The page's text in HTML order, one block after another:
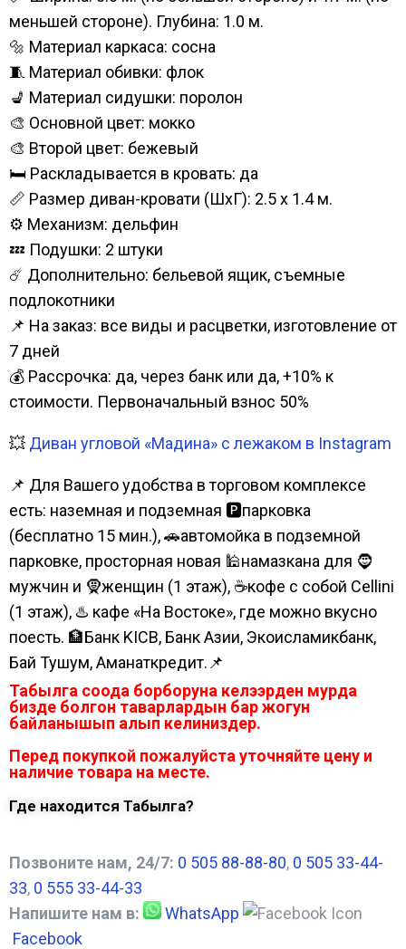
меньшей стороне). Глубина: 1.0 м.
🔩 Материал каркаса: сосна
🧵 Материал обивки: флок
💺 Материал сидушки: поролон
🎨 Основной цвет: мокко
🎨 Второй цвет: бежевый
🛏️ Раскладывается в кровать: да
📏 Размер диван-кровати (ШхГ): 2.5 х 1.4 м.
⚙️ Механизм: дельфин
💤 Подушки: 2 штуки
☄️ Дополнительно: бельевой ящик, съемные
подлокотники
📌 На заказ: все виды и расцветки, изготовление от
7 дней
💰 Рассрочка: да, через банк или да, +10% к
стоимости. Первоначальный взнос 50%
💥 Диван угловой «Мадина» с лежаком в Instagram
📌 Для Вашего удобства в торговом комплексе
есть: наземная и подземная 🅿парковка
(бесплатно 15 мин.), 🚗автомойка в подземной
парковке, просторная новая 🕌намазкана для 🧔
мужчин и 🧕женщин (1 этаж), ☕кофе с собой Cellini
(1 этаж), ♨️ кафе «На Востоке», где можно вкусно
поесть. 🏦Банк KICB, Банк Азии, Экоисламикбанк,
Бай Тушум, Аманаткредит.📌
Табылга соода борборуна келээрден мурда
бизде болгон таварлардын бар жогун
байланышып алып келиниздер.
Перед покупкой пожалуйста уточняйте цену и
наличие товара на месте.
Где находится Табылга?
Позвоните нам, 24/7: 0 505 88-88-80, 0 505 33-44-
33, 0 555 33-44-33
Напишите нам в:
WhatsApp
Facebook